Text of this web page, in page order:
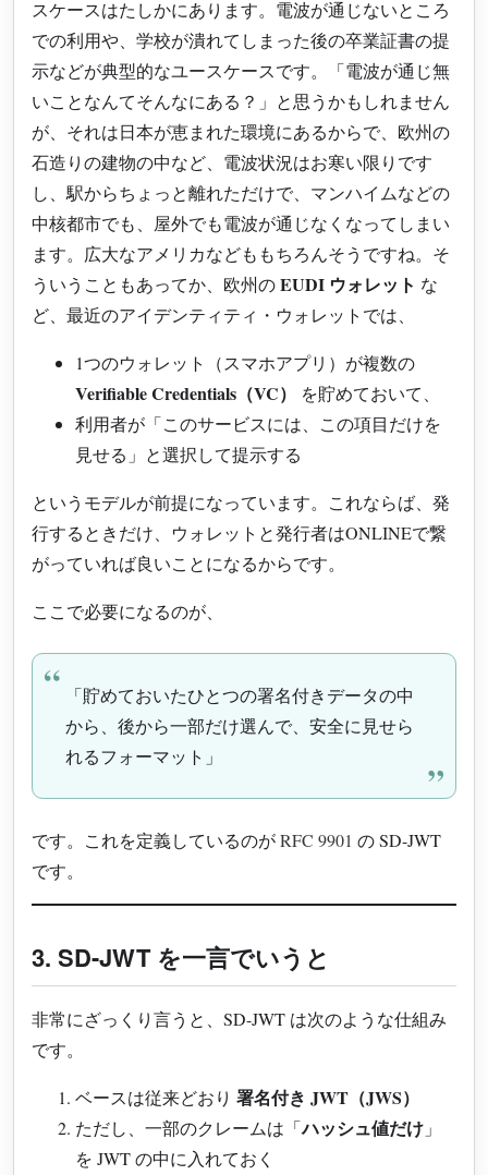
スケースはたしかにあります。電波が通じないところ
での利用や、学校が潰れてしまった後の卒業証書の提
示などが典型的なユースケースです。「電波が通じ無
いことなんてそんなにある？」と思うかもしれません
が、それは日本が恵まれた環境にあるからで、欧州の
石造りの建物の中など、電波状況はお寒い限りです
し、駅からちょっと離れただけで、マンハイムなどの
中核都市でも、屋外でも電波が通じなくなってしまい
ます。広大なアメリカなどももちろんそうですね。そ
ういうこともあってか、欧州のEUDI ウォレット な
ど、最近のアイデンティティ・ウォレットでは、
1つのウォレット（スマホアプリ）が複数の
Verifiable Credentials（VC）
を貯めておいて、
利用者が「このサービスには、この項目だけを
見せる」と選択して提示する
というモデルが前提になっています。これならば、発
行するときだけ、ウォレットと発行者はONLINEで繋
がっていれば良いことになるからです。
ここで必要になるのが、
「貯めておいたひとつの署名付きデータの中
から、後から一部だけ選んで、安全に見せら
れるフォーマット」
です。これを定義しているのがRFC 9901 の SD-JWT
です。
3. SD-JWT を一言でいうと
非常にざっくり言うと、SD-JWT は次のような仕組み
です。
ベースは従来どおり 署名付き JWT（JWS）
ただし、一部のクレームは「ハッシュ値だけ 」
を JWT の中に入れておく